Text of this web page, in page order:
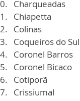
Charqueadas
Chiapetta
Colinas
Coqueiros do Sul
Coronel Barros
Coronel Bicaco
Cotiporã
Crissiumal